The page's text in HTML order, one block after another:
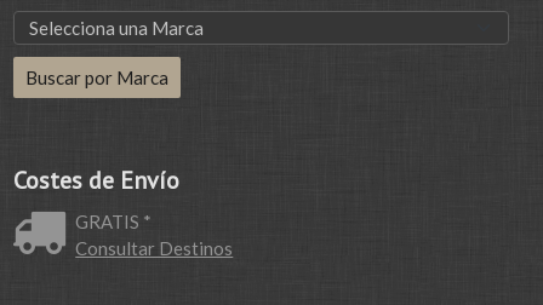
Costes de Envío
GRATIS *
Consultar Destinos